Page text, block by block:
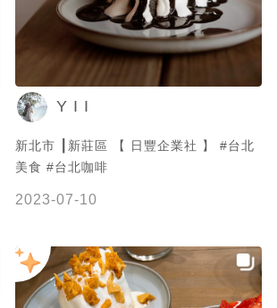
話：無 營業時間：星期一、三~日
13:00~18:00 (星期二公休) #日豐企業社
#戚風蛋糕 #修車廠 #甜點 #抹茶 #抹茶控
#丸久小山園 #巧克力 #法芙娜 #小山園
抹茶戚風 #法芙娜白蘭地可可戚風 #小山
園抹茶牛奶 #小山園柚子抹茶 #Jeremy
在新北市 #新北美食 #新莊美食 #新北甜
點 #新莊甜點 #新北抹茶 #新莊抹茶 #新
北市 #新莊區 #中華路二段 #中港大排 #
Y I I
新北市 ┃新莊區 【 日豐企業社 】 #台北
美食 #台北咖啡
2023-07-10